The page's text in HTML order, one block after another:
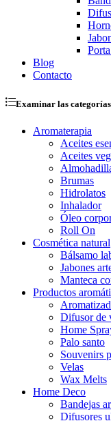
Blog
Contacto
Examinar las categorías
Aromaterapia
Aceites
Aceites
Brumas
Hidrolatos
Inhalador
Óleo
Roll On
Cosmética natural
Bálsamo
Jabones
Manteca
Productos
Difusor de
Home
Palo santo
Souvenirs
Velas
Wax Melts
Home Deco
Bandejas
Difusores